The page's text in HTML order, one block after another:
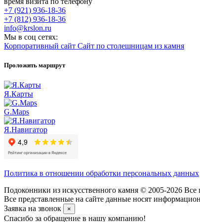
+7 (921) 936-18-36
+7 (812) 936-18-36
info@krslon.ru
Мы в соц сетях:
Корпоративный сайт Сайт по столешницам из камня
Проложить маршрут
Я.Карты
G.Maps
Я.Навигатор
Политика в отношении обработки персональных данных
Подоконники из искусственного камня © 2005-2026
Все представленные на сайте данные носят
Заявка на звонок
×
Спасибо за обращение в нашу компанию!